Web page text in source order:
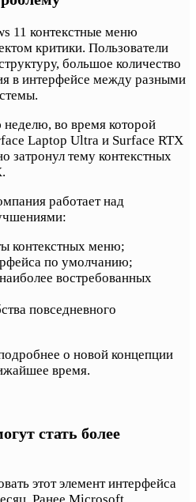
11 контекстные меню
критики. Пользователи
большое количество
в интерфейсе между разными
во время которой
Laptop Ultra и Surface RTX
затронул тему контекстных
работает над
контекстных меню;
по умолчанию;
востребованных
повседневного
о новой концепции
время.
стать более
этот элемент интерфейса